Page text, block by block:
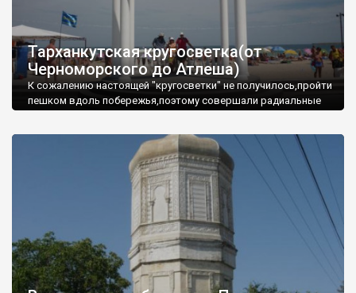
Тарханкутская кругосветка(от
Черноморского до Атлеша)
К сожалению настоящей "кругосветки" не получилось,пройти
пешком вдоль побережья,поэтому совершали радиальные